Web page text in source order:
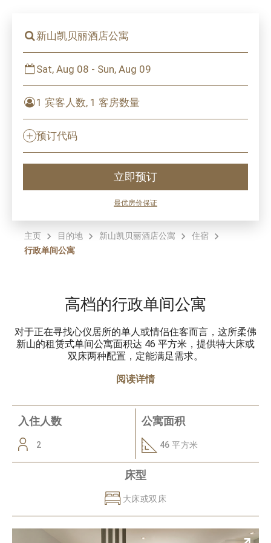
新山凯贝丽酒店公寓
Sat, Aug 08 - Sun, Aug 09
1 宾客人数, 1 客房数量
预订代码
立即预订
最优房价保证
主页 目的地 新山凯贝丽酒店公寓
住宿
行政单间公寓
高档的行政单间公寓
对于正在寻找心仪居所的单人或情侣住客而言，这所柔佛
新山的租赁式单间公寓面积达 46 平方米，提供特大床或
双床两种配置，定能满足需求。
阅读详情
入住人数
2
公寓面积
46 平方米
床型
大床或双床